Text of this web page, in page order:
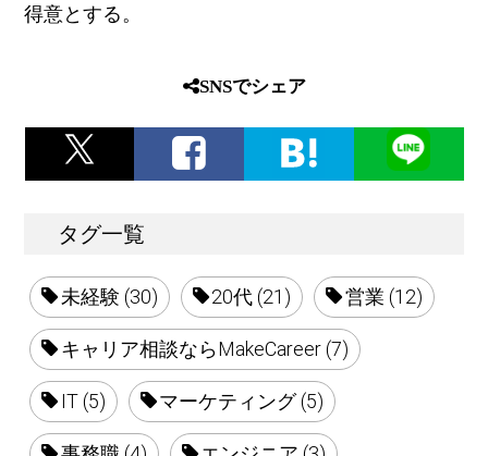
得意とする。
SNSでシェア
タグ一覧
未経験 (30) 20代 (21) 営業 (12)
キャリア相談ならMakeCareer (7)
IT (5) マーケティング (5)